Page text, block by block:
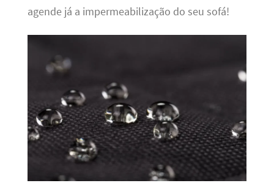
agende já a impermeabilização do seu sofá!